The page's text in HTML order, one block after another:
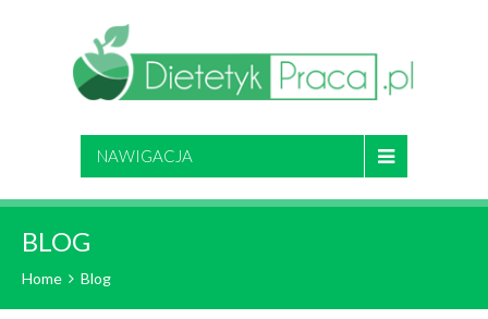
NAWIGACJA
BLOG
Home Blog